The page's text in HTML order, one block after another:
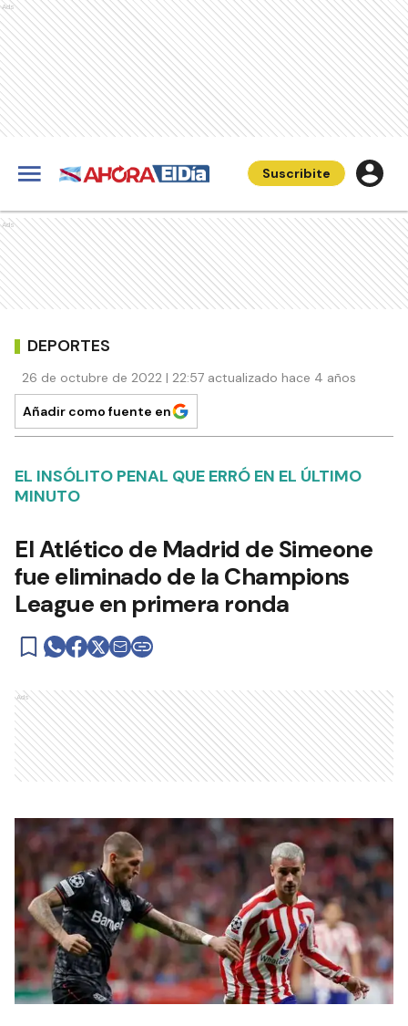
Ads
Suscribite
Ads
DEPORTES
26 de octubre de 2022 | 22:57 actualizado hace 4 años
Añadir como fuente en
EL INSÓLITO PENAL QUE ERRÓ EN EL ÚLTIMO
MINUTO
El Atlético de Madrid de Simeone
fue eliminado de la Champions
League en primera ronda
Ads